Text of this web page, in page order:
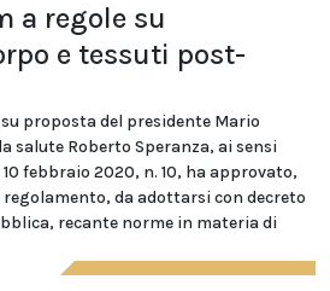
a regole su
e tessuti post-
proposta del presidente Mario
salute Roberto Speranza, ai sensi
febbraio 2020, n. 10, ha approvato,
da adottarsi con decreto
recante norme in materia di